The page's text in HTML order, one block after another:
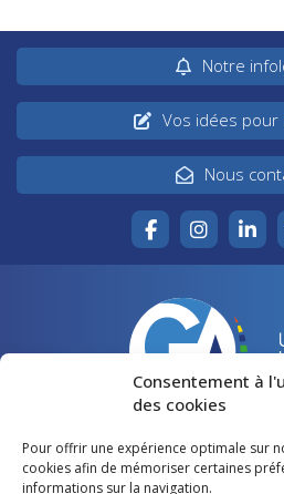
Consentement à
des cookies
Pour offrir une expérience optimale sur
cookies afin de mémoriser certaines
informations sur la navigation.
Notre
Vos idées pour
Nous
Accueil